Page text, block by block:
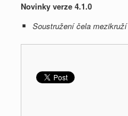
Novinky verze 4.1.0
Soustružení čela mezikruží